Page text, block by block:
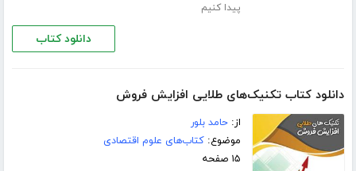
پیدا کنیم
دانلود کتاب
دانلود کتاب تکنیک‌های طلایی افزایش فروش
از:حامد بلور
موضوع:کتاب‌های علوم اقتصادی
۱۵ صفحه